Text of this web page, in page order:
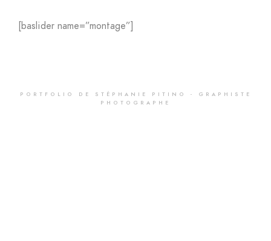
[baslider name=”montage”]
PORTFOLIO DE STÉPHANIE PITINO - GRAPHISTE
PHOTOGRAPHE